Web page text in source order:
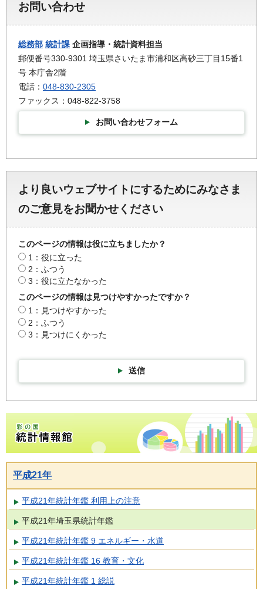
お問い合わせ
総務部 統計課 企画指導・統計資料担当
郵便番号330-9301 埼玉県さいたま市浦和区高砂三丁目15番1
号 本庁舎2階
電話： 048-830-2305
ファックス：048-822-3758
お問い合わせフォーム
より良いウェブサイトにするためにみなさま
のご意見をお聞かせください
このページの情報は役に立ちましたか？
1：役に立った
2：ふつう
3：役に立たなかった
このページの情報は見つけやすかったですか？
1：見つけやすかった
2：ふつう
3：見つけにくかった
送信
彩の国統計情報館トップページ
平成21年
平成21年統計年鑑 利用上の注意
平成21年埼玉県統計年鑑
平成21年統計年鑑 9 エネルギー・水道
平成21年統計年鑑 16 教育・文化
平成21年統計年鑑 1 総説